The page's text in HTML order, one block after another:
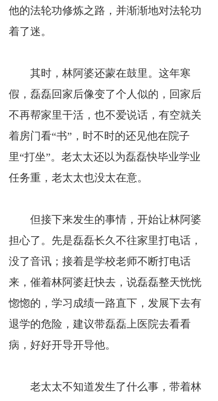
他的法轮功修炼之路，并渐渐地对法轮功
着了迷。
其时，林阿婆还蒙在鼓里。这年寒
假，磊磊回家后像变了个人似的，回家后
不再帮家里干活，也不爱说话，有空就关
着房门看“书”，时不时的还见他在院子
里“打坐”。老太太还以为磊磊快毕业学业
任务重，老太太也没太在意。
但接下来发生的事情，开始让林阿婆
担心了。先是磊磊长久不往家里打电话，
没了音讯；接着是学校老师不断打电话
来，催着林阿婆赶快去，说磊磊整天恍恍
惚惚的，学习成绩一路直下，发展下去有
退学的危险，建议带磊磊上医院去看看
病，好好开导开导他。
老太太不知道发生了什么事，带着林